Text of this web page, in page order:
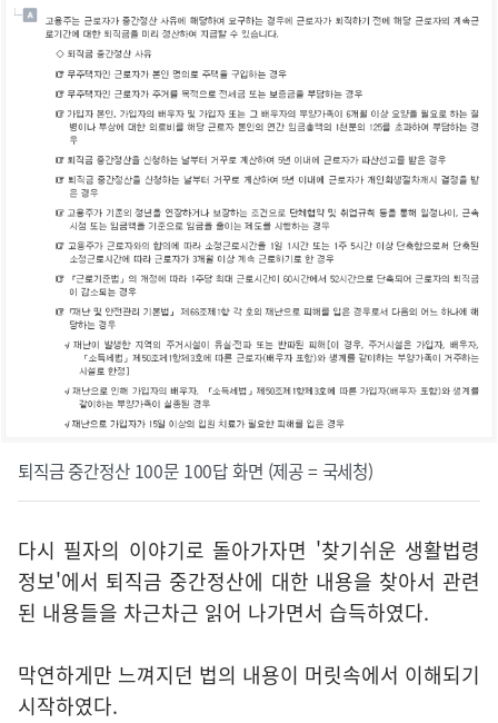
퇴직금 중간정산 100문 100답 화면 (제공 = 국세청)
다시 필자의 이야기로 돌아가자면 '찾기쉬운 생활법령
정보'에서 퇴직금 중간정산에 대한 내용을 찾아서 관련
된 내용들을 차근차근 읽어 나가면서 습득하였다.
막연하게만 느껴지던 법의 내용이 머릿속에서 이해되기
시작하였다.